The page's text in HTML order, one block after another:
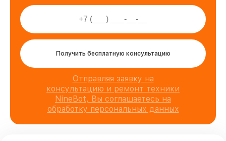
Получить бесплатную консультацию
Отправляя заявку на
консультацию и ремонт техники
NineBot, Вы соглашаетесь на
обработку персональных данных